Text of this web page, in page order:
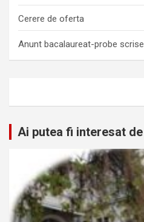
Cerere de oferta
Anunt bacalaureat-probe scrise
Ai putea fi interesat de